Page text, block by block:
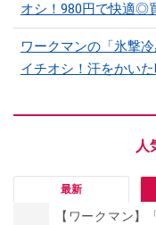
オシ！980円で快適◎
ワークマンの「氷撃
イチオシ！汗をかい
最新
【ワークマン】